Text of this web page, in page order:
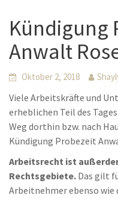
Kündigung
Anwalt
Oktober 2, 2018
Viele Arbeitskräfte und
erheblichen Teil des
Weg dorthin bzw. nach
Kündigung Probezeit
Arbeitsrecht ist
Rechtsgebiete. Das gilt
Arbeitnehmer ebenso